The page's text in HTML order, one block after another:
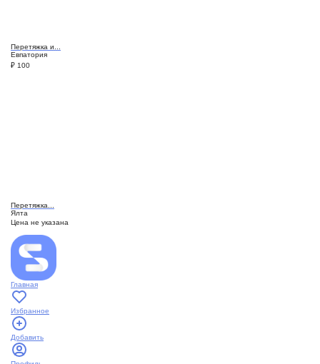
Перетяжка и...
Евпатория
₽ 100
Перетяжка...
Ялта
Цена не указана
Главная
Избранное
Добавить